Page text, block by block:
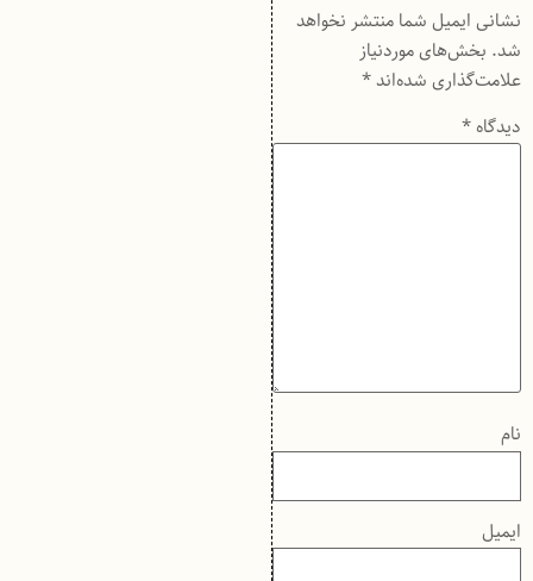
نشانی ایمیل شما منتشر نخواهد
شد. بخش‌های موردنیاز
علامت‌گذاری شده‌اند*
دیدگاه*
نام
ایمیل